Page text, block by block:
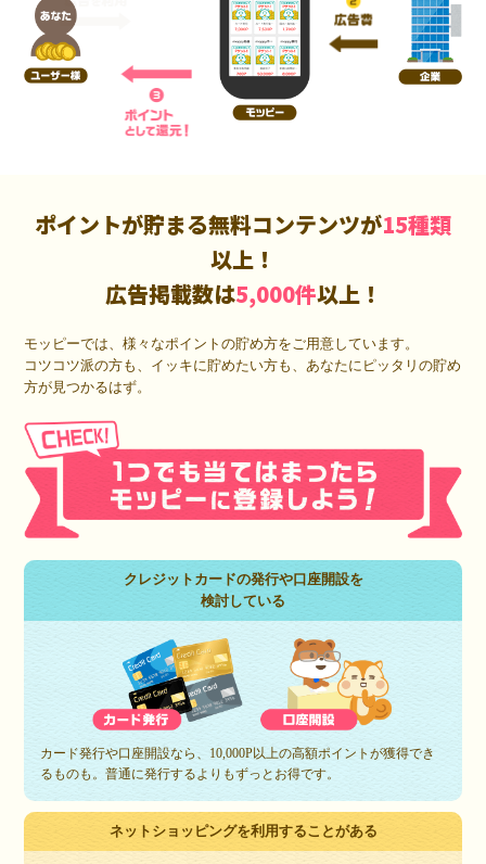
ポイントが貯まる無料コンテンツが15種類
以上！
広告掲載数は5,000件以上！
モッピーでは、様々なポイントの貯め方をご用意しています。
コツコツ派の方も、イッキに貯めたい方も、あなたにピッタリの貯め
方が見つかるはず。
クレジットカードの発行や口座開設を
検討している
カード発行や口座開設なら、10,000P以上の高額ポイントが獲得でき
るものも。普通に発行するよりもずっとお得です。
ネットショッピングを利用することがある